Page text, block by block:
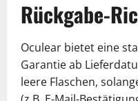
Rückgabe-
Oculear bietet eine
Garantie ab
leere Flaschen,